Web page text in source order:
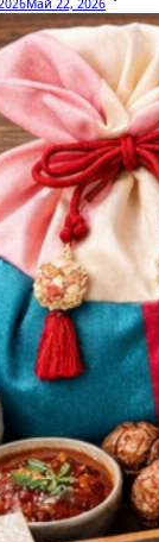
Май 22, 2026